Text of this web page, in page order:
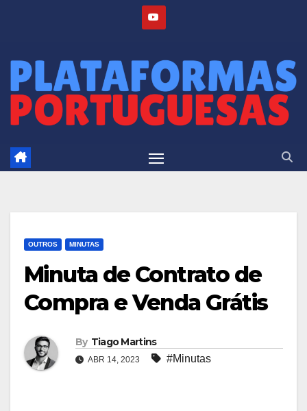
OUTROS MINUTAS
Minuta de Contrato de
Compra e Venda Grátis
By Tiago Martins
ABR 14, 2023 #Minutas